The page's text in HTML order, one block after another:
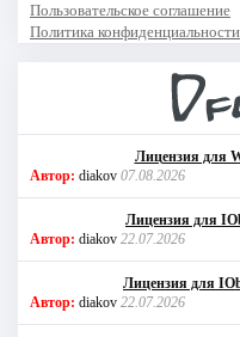
Пользовательское соглашение
Политика конфиденциальности
Лицензия для
Автор: diakov 07.08.2026
Лицензия для
Автор: diakov 22.07.2026
Лицензия для
Автор: diakov 22.07.2026